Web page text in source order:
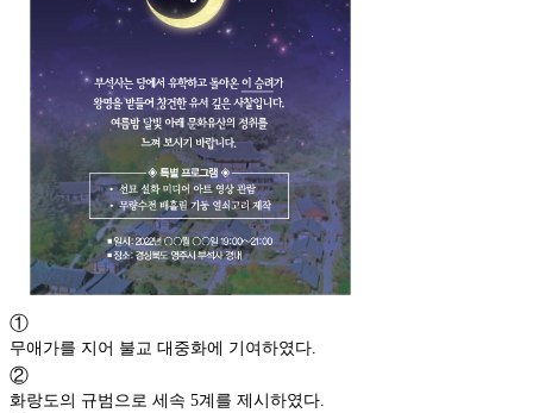
①
무애가를 지어 불교 대중화에 기여하였다.
②
화랑도의 규범으로 세속 5계를 제시하였다.